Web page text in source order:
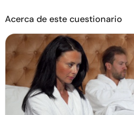
Acerca de este cuestionario